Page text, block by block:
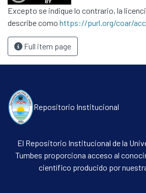
Políticas
Excepto se indique lo contrario, la
describe como https://purl.org/coar/
Full item page
Repositorio Institucional
El Repositorio Institucional de la
Tumbes proporciona acceso al
científico producido por